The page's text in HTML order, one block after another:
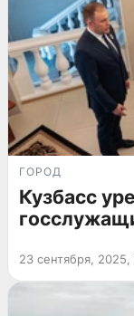
ГОРОД
Кузбасс
23 сентября, 2025,